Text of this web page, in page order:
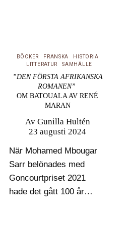
BÖCKER FRANSKA
HISTORIA
LITTERATUR
SAMHÄLLE
”DEN FÖRSTA AFRIKANSKA
ROMANEN”
OM BATOUALA AV RENÉ
MARAN
Av Gunilla Hultén
23 augusti 2024
När Mohamed Mbougar
Sarr belönades med
Goncourtpriset 2021
hade det gått 100 år